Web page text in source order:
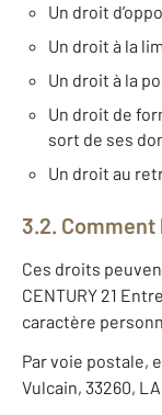
Un droit
Un droit à la
Un droit à la
Un droit de
sort de ses
Un droit au
3.2.
Ces droits
CENTURY 21
caractère
Par voie postale,
Vulcain, 33260, LA